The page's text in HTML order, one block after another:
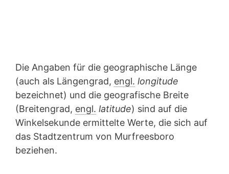
Die Angaben für die geographische Länge
(auch als Längengrad, engl. longitude
bezeichnet) und die geografische Breite
(Breitengrad, engl. latitude) sind auf die
Winkelsekunde ermittelte Werte, die sich auf
das Stadtzentrum von Murfreesboro
beziehen.